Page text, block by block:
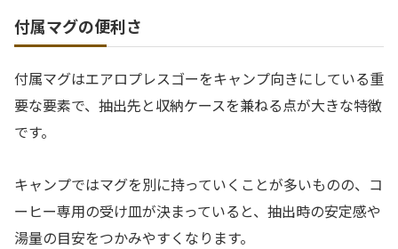
付属マグの便利さ
付属マグはエアロプレスゴーをキャンプ向きにしている重
要な要素で、抽出先と収納ケースを兼ねる点が大きな特徴
です。
キャンプではマグを別に持っていくことが多いものの、コ
ーヒー専用の受け皿が決まっていると、抽出時の安定感や
湯量の目安をつかみやすくなります。